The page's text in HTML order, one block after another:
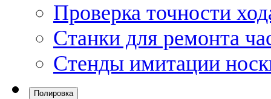
Проверка точности
Станки для ремонта
Стенды имитации
Полировка